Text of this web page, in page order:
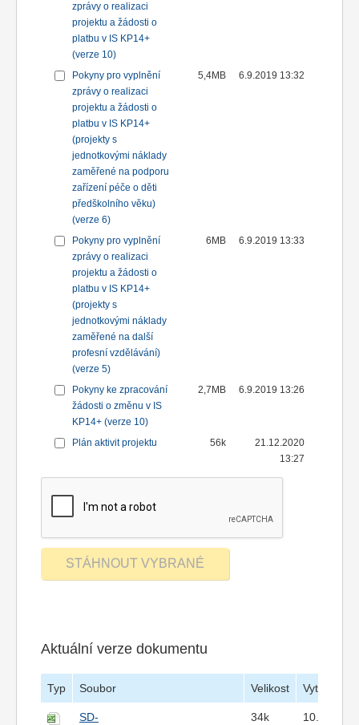
zprávy o realizaci
projektu a žádosti o
platbu v IS KP14+
(verze 10)
Pokyny pro vyplnění
zprávy o realizaci
projektu a žádosti o
platbu v IS KP14+
(projekty s
jednotkovými náklady
zaměřené na podporu
zařízení péče o děti
předškolního věku)
(verze 6)
5,4MB 6.9.2019 13:32
Pokyny pro vyplnění
zprávy o realizaci
projektu a žádosti o
platbu v IS KP14+
(projekty s
jednotkovými náklady
zaměřené na další
profesní vzdělávání)
(verze 5)
6MB 6.9.2019 13:33
Pokyny ke zpracování
žádosti o změnu v IS
KP14+ (verze 10)
2,7MB 6.9.2019 13:26
Plán aktivit projektu 56k
21.12.2020
13:27
Aktuální verze dokumentu
Typ Soubor Velikost Vytvořeno
SD-
34k
10.11.2017